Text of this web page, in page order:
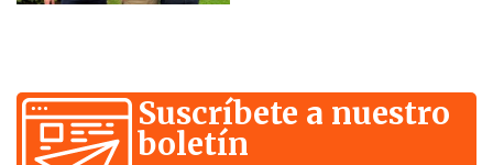
Suscríbete a nuestro
boletín